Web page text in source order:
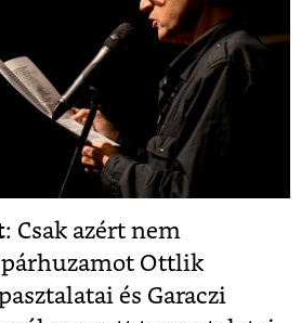
: Csak azért nem
Ottlik
és Garaczi